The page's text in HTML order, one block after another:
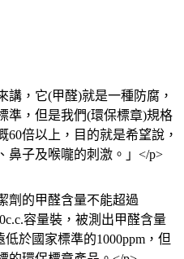
講，它(甲醛)就是一種防腐，
準，但是我們(環保標章)規格
倍以上，目的就是希望說，
鼻子及喉嚨的刺激。」</p>
劑的甲醛含量不能超過
容量裝，被測出甲醛含量
於國家標準的1000ppm，但